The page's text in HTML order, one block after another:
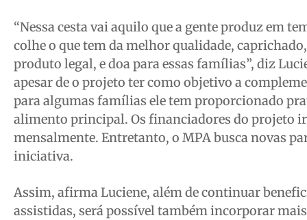
“Nessa cesta vai aquilo que a gente produz em
colhe o que tem da melhor qualidade,
produto legal, e doa para essas famílias”, diz
apesar de o projeto ter como objetivo a
para algumas famílias ele tem proporcionado
alimento principal. Os financiadores do projeto
mensalmente. Entretanto, o MPA busca novas
iniciativa.
Assim, afirma Luciene, além de continuar
assistidas, será possível também incorporar